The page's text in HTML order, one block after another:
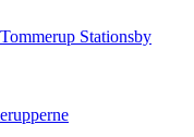
Stationsby